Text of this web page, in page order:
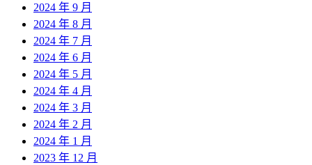
2024 年 9 月
2024 年 8 月
2024 年 7 月
2024 年 6 月
2024 年 5 月
2024 年 4 月
2024 年 3 月
2024 年 2 月
2024 年 1 月
2023 年 12 月